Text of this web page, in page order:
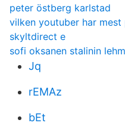
peter östberg karlstad
vilken youtuber har mest
skyltdirect e
sofi oksanen stalinin
Jq
rEMAz
bEt